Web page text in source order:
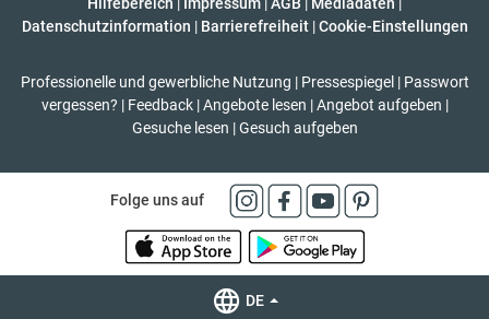
Datenschutzinformation | Barrierefreiheit | Cookie-Einstellungen
Professionelle und gewerbliche Nutzung | Pressespiegel | Passwort
vergessen? | Feedback | Angebote lesen | Angebot aufgeben |
Gesuche lesen | Gesuch aufgeben
Folge uns auf
DE